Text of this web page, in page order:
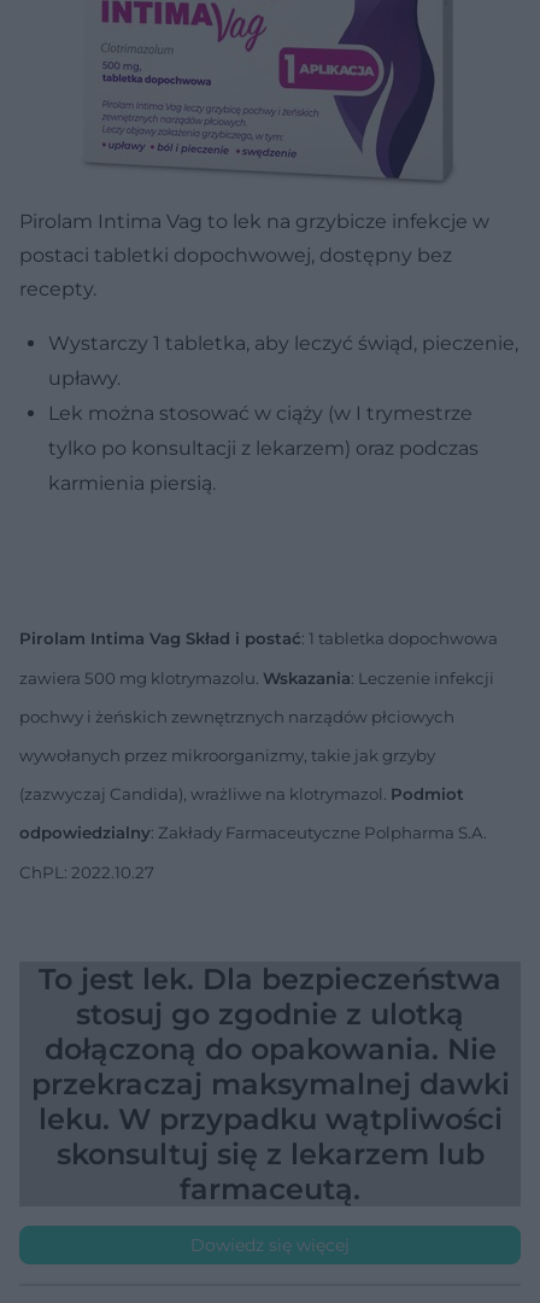
Pirolam Intima Vag to lek na grzybicze infekcje w
postaci tabletki dopochwowej, dostępny bez
recepty.
Wystarczy 1 tabletka, aby leczyć świąd, pieczenie,
upławy.
Lek można stosować w ciąży (w I trymestrze
tylko po konsultacji z lekarzem) oraz podczas
karmienia piersią.
Pirolam Intima Vag Skład i postać: 1 tabletka dopochwowa
zawiera 500 mg klotrymazolu. Wskazania: Leczenie infekcji
pochwy i żeńskich zewnętrznych narządów płciowych
wywołanych przez mikroorganizmy, takie jak grzyby
(zazwyczaj Candida), wrażliwe na klotrymazol. Podmiot
odpowiedzialny: Zakłady Farmaceutyczne Polpharma S.A.
ChPL: 2022.10.27
To jest lek. Dla bezpieczeństwa
stosuj go zgodnie z ulotką
dołączoną do opakowania. Nie
przekraczaj maksymalnej dawki
leku. W przypadku wątpliwości
skonsultuj się z lekarzem lub
farmaceutą.
Dowiedz się więcej